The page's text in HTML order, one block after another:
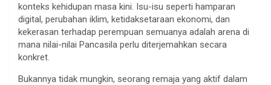
konteks kehidupan masa kini. Isu-isu seperti hamparan
digital, perubahan iklim, ketidaksetaraan ekonomi, dan
kekerasan terhadap perempuan semuanya adalah arena di
mana nilai-nilai Pancasila perlu diterjemahkan secara
konkret.
Bukannya tidak mungkin, seorang remaja yang aktif dalam